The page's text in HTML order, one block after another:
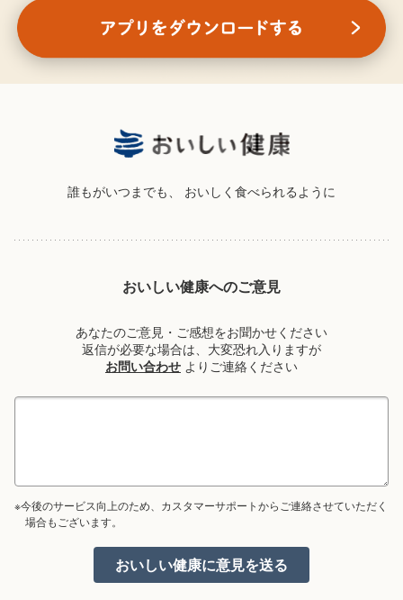
誰もがいつまでも、 おいしく食べられるように
おいしい健康へのご意見
あなたのご意見・ご感想をお聞かせください
返信が必要な場合は、大変恐れ入りますが
お問い合わせ よりご連絡ください
※今後のサービス向上のため、カスタマーサポートからご連絡させていただく
場合もございます。